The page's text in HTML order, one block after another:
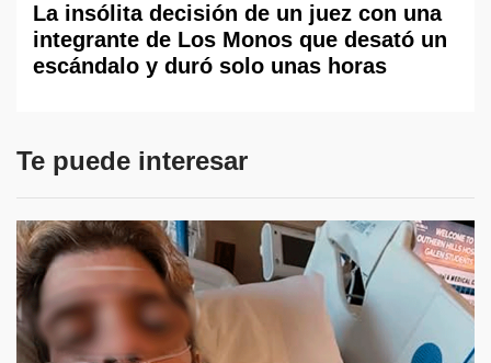
La insólita decisión de un juez con una
integrante de Los Monos que desató un
escándalo y duró solo unas horas
Te puede interesar